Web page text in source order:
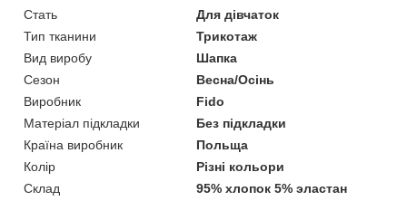
Стать
Для дівчаток
Тип тканини
Трикотаж
Вид виробу
Шапка
Сезон
Весна/Осінь
Виробник
Fido
Матеріал підкладки
Без підкладки
Країна виробник
Польща
Колір
Різні кольори
Склад
95% хлопок 5% эластан